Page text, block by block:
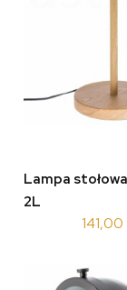
Lampa
2L
141,00